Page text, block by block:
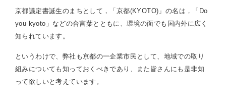
京都議定書誕生のまちとして，「京都(KYOTO)」の名は，「Do
you kyoto」などの合言葉とともに、環境の面でも国内外に広く
知られています。
というわけで、弊社も京都の一企業市民として、地域での取り
組みについても知っておくべきであり、また皆さんにも是非知
って欲しいと考えています。